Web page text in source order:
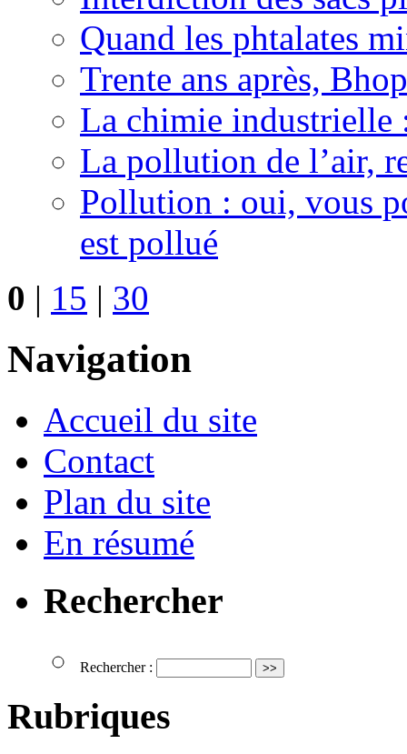
Quand les phtalates
Trente ans après,
La chimie industrielle
La pollution de l’air,
Pollution : oui, vous
est pollué
0 | 15 | 30
Navigation
Accueil du site
Contact
Plan du site
En résumé
Rechercher
Rechercher :
Rubriques